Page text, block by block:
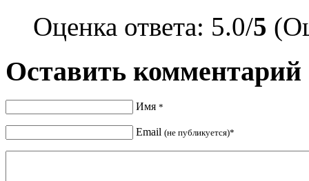
Оценка ответа: 5.0/5
Оставить комментарий
Имя *
Email (не публикуется)*